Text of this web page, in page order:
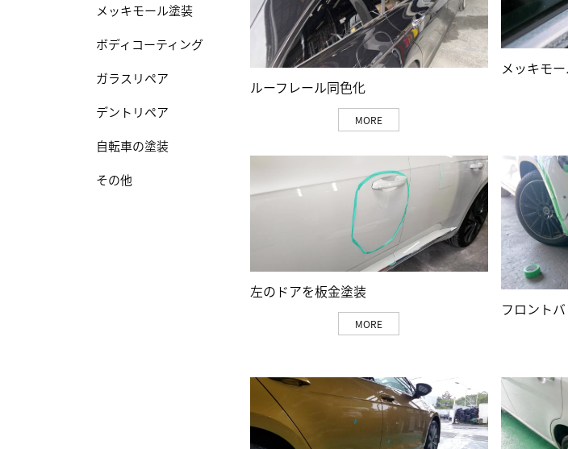
メッキモール塗装
ボディコーティング
ガラスリペア
デントリペア
自転車の塗装
その他
ルーフレール同色化
MORE
メッキモ
左のドアを板金塗装
MORE
フロント